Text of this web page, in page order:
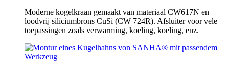
Moderne kogelkraan gemaakt van materiaal CW617N en
loodvrij siliciumbrons CuSi (CW 724R). Afsluiter voor vele
toepassingen zoals verwarming, koeling, koeling, enz.